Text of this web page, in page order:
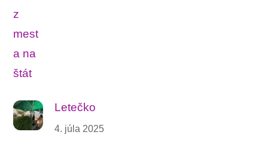
Letečko
4. júla 2025